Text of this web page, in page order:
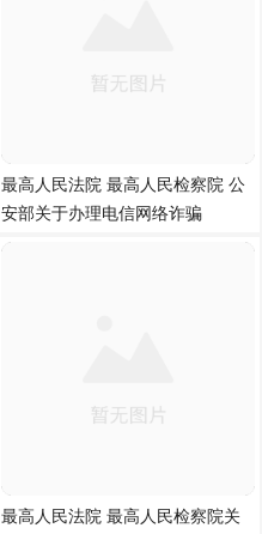
最高人民法院 最高人民检察院 公
安部关于办理电信网络诈骗
最高人民法院 最高人民检察院关